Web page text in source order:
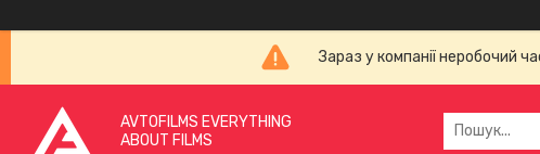
Зараз у компанії неробочий
AVTOFILMS EVERYTHING
ABOUT FILMS